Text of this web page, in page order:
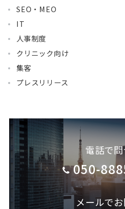
SEO・MEO
IT
人事制度
クリニック向け
集客
プレスリリース
電話で
050-
メールで